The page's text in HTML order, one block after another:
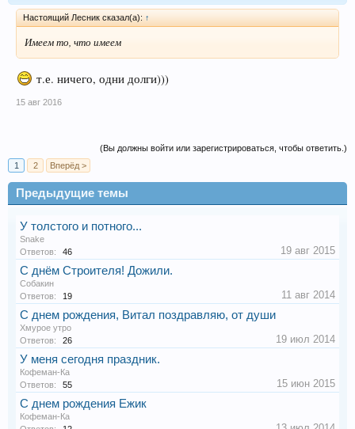
Настоящий Лесник сказал(а): ↑
Имеем то, что имеем
т.е. ничего, одни долги)))
15 авг 2016
(Вы должны войти или зарегистрироваться, чтобы ответить.)
1
2 Вперёд >
Предыдущие темы
У толстого и потного...
Snake
Ответов:
46 19 авг 2015
С днём Строителя! Дожили.
Собакин
Ответов:
19 11 авг 2014
С днем рождения, Витал поздравляю, от души
Хмурое утро
Ответов:
26 19 июл 2014
У меня сегодня праздник.
Кофеман-Ка
Ответов:
55 15 июн 2015
С днем рождения Ежик
Кофеман-Ка